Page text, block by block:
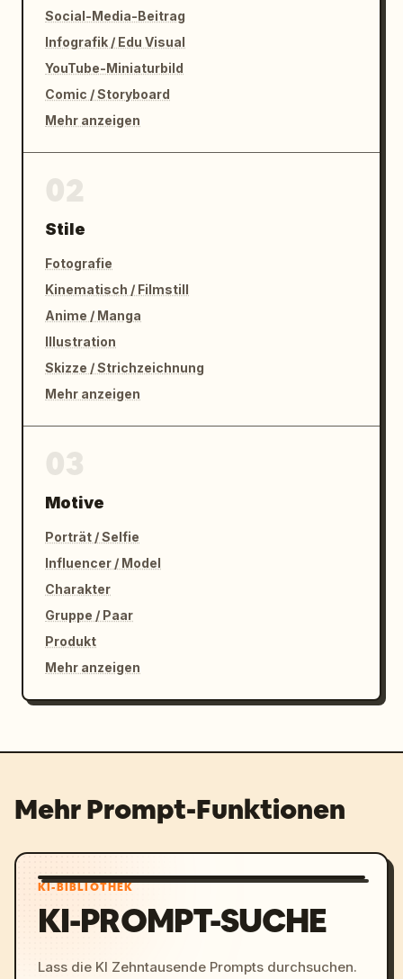
Social-Media-Beitrag
Infografik / Edu Visual
YouTube-Miniaturbild
Comic / Storyboard
Mehr anzeigen
Stile
Fotografie
Kinematisch / Filmstill
Anime / Manga
Illustration
Skizze / Strichzeichnung
Mehr anzeigen
Motive
Porträt / Selfie
Influencer / Model
Charakter
Gruppe / Paar
Produkt
Mehr anzeigen
Mehr Prompt-Funktionen
KI-BIBLIOTHEK
KI-PROMPT-SUCHE
Lass die KI Zehntausende Prompts durchsuchen.